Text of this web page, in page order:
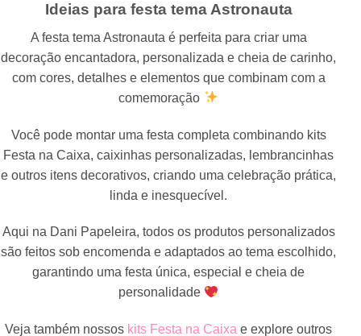
Ideias para festa tema Astronauta
A festa tema Astronauta é perfeita para criar uma
decoração encantadora, personalizada e cheia de carinho,
com cores, detalhes e elementos que combinam com a
comemoração
Você pode montar uma festa completa combinando kits
Festa na Caixa, caixinhas personalizadas, lembrancinhas
e outros itens decorativos, criando uma celebração prática,
linda e inesquecível.
Aqui na Dani Papeleira, todos os produtos personalizados
são feitos sob encomenda e adaptados ao tema escolhido,
garantindo uma festa única, especial e cheia de
personalidade
Veja também nossos kits Festa na Caixa e explore outros